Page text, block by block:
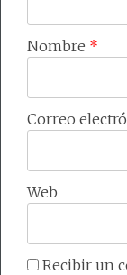
Nombre *
Correo
Web
Recibir un